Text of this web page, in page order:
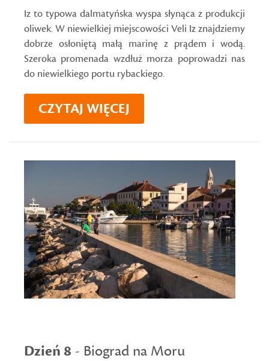
Iz to typowa dalmatyńska wyspa słynąca z produkcji
oliwek. W niewielkiej miejscowości Veli Iz znajdziemy
dobrze osłoniętą małą marinę z prądem i wodą.
Szeroka promenada wzdłuż morza poprowadzi nas
do niewielkiego portu rybackiego.
CZYTAJ WIĘCEJ
Dzień 8 - Biograd na Moru